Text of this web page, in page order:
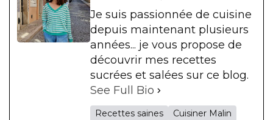
Je suis passionnée de cuisine
depuis maintenant plusieurs
années... je vous propose de
découvrir mes recettes
sucrées et salées sur ce blog.
See Full Bio
Recettes saines Cuisiner Malin